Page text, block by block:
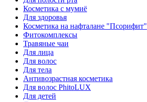
Косметика с мумиё
Для здоровья
Косметика на нафталане "Псорифит"
Фитокомплексы
Травяные чаи
Для лица
Для волос
Для тела
Антивозрастная косметика
Для волос PhitoLUX
Для детей